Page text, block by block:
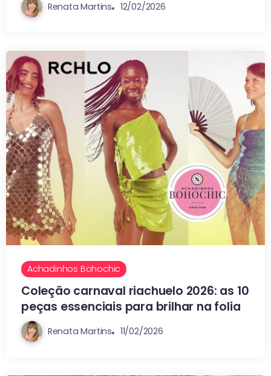
Renata Martins 12/02/2026
Achadinhos Bohochic
Coleção carnaval riachuelo 2026: as 10
peças essenciais para brilhar na folia
Renata Martins 11/02/2026